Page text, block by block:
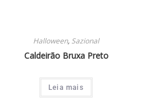
Halloween, Sazional
Caldeirão Bruxa Preto
Leia mais